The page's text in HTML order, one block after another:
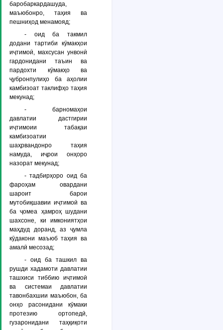
баробаркардашуда,
маъюбонро, таҳия ва
пешниҳод менамояд;
- оид ба такмил
додани тартиби кӯмакҳои
иҷтимоӣ, махсусан унвонӣ
гардонидани таъин ва
пардохти кӯмакҳо ва
ҷубронпулиҳо ба аҳолии
камбизоат таклифҳо таҳия
мекунад;
- барномаҳои
давлатии дастгирии
иҷтимоии табақаи
камбизоатии
шаҳрвандонро таҳия
намуда, иҷрои онҳоро
назорат мекунад;
- тадбирҳоро оид ба
фароҳам овардани
шароит барои
мутобиқшавии иҷтимоӣ ва
ба ҷомеа ҳамроҳ шудани
шахсоне, ки имкониятҳои
маҳдуд доранд, аз ҷумла
кӯдакони маъюб таҳия ва
амалӣ месозад;
- оид ба ташкил ва
рушди хадамоти давлатии
ташхиси тиббию иҷтимоӣ
ва системаи давлатии
тавонбахшии маъюбон, ба
онҳо расонидани кӯмаки
протезию ортопедӣ,
гузаронидани таҳқиқоти